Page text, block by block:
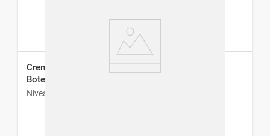
Crema Corporal Hidratante Nivea Milk Nutritiva
Botella x 400 ml
Nivea